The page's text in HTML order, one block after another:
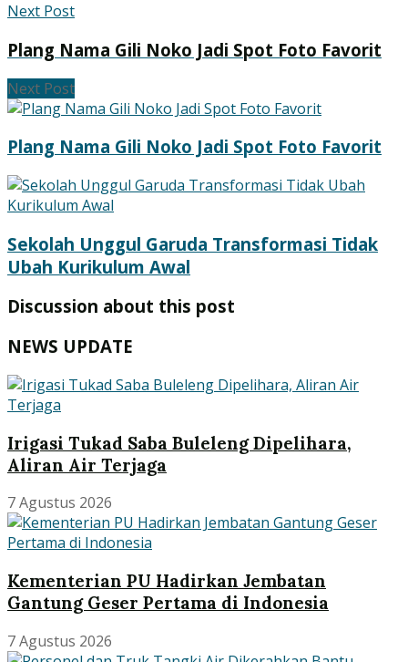
Next Post
Plang Nama Gili Noko Jadi Spot Foto Favorit
Next Post
Plang Nama Gili Noko Jadi Spot Foto Favorit
Sekolah Unggul Garuda Transformasi Tidak
Ubah Kurikulum Awal
Discussion about this post
NEWS UPDATE
Irigasi Tukad Saba Buleleng Dipelihara,
Aliran Air Terjaga
7 Agustus 2026
Kementerian PU Hadirkan Jembatan
Gantung Geser Pertama di Indonesia
7 Agustus 2026